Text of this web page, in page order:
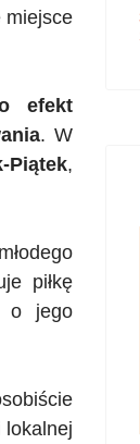
miejsce
efekt
. W
Piątek,
piłkę
o jego
lokalnej